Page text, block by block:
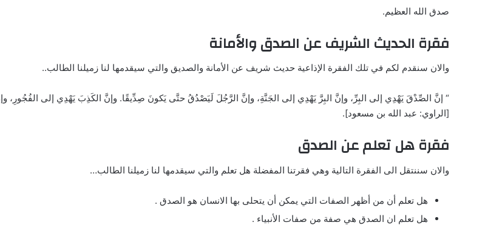
صدق الله العظيم.
فقرة الحديث الشريف عن الصدق والأمانة
والان سنقدم لكم في تلك الفقرة الإذاعية حديث شريف عن الأمانة والصديق والتي سيقدمها لنا زميلنا الطالب..
“ إنَّ الصِّدْقَ يَهْدِي إلى البِرِّ، وإنَّ البِرَّ يَهْدِي إلى الجَنَّةِ، وإنَّ الرَّجُلَ لَيَصْدُقُ حتَّى يَكونَ صِدِّيقًا. وإنَّ الكَذِبَ يَهْدِي إلى الفُجُورِ،
[الراوي: عبد الله بن مسعود].
فقرة هل تعلم عن الصدق
والان سننتقل الى الفقرة التالية وهي فقرتنا المفضلة هل تعلم والتي سيقدمها لنا زميلنا الطالب…
هل تعلم أن من أظهر الصفات التي يمكن أن يتحلى بها الانسان هو الصدق .
هل تعلم ان الصدق هي صفة من صفات الأنبياء .